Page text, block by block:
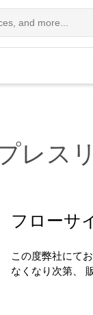
レス
フローサ
この度弊社にて
なくなり次第、